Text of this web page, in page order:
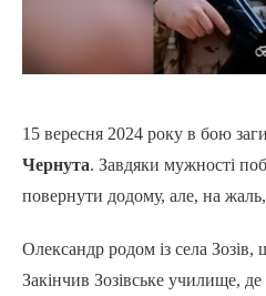
15 вересня 2024 року в бою
Чернута. Завдяки мужності
повернути додому, але, на
Олександр родом із села
Закінчив Зозівське училище, де